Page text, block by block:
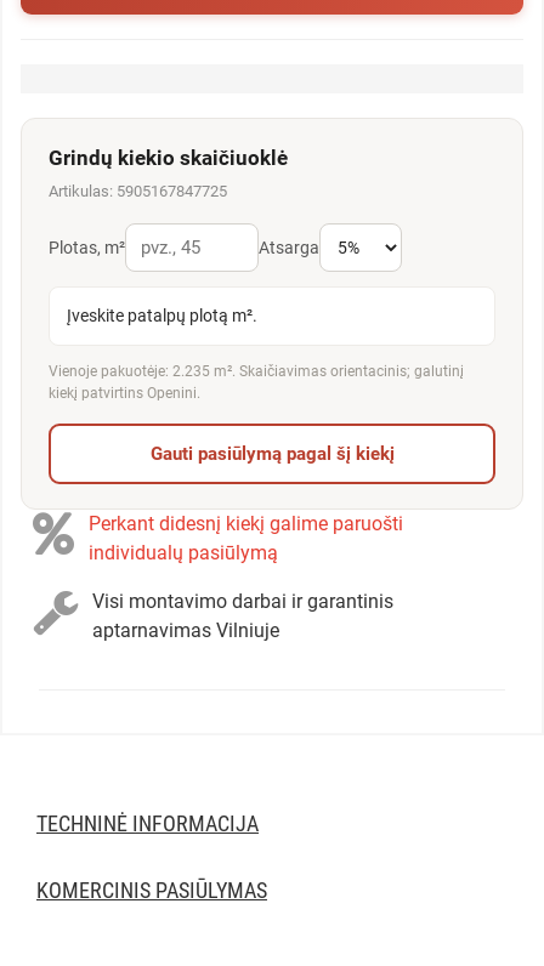
Grindų kiekio skaičiuoklė
Artikulas: 5905167847725
Plotas, m² Atsarga
Įveskite patalpų plotą m².
Vienoje pakuotėje: 2.235 m². Skaičiavimas orientacinis; galutinį
kiekį patvirtins Openini.
Gauti pasiūlymą pagal šį kiekį
Perkant didesnį kiekį galime paruošti
individualų pasiūlymą
Visi montavimo darbai ir garantinis
aptarnavimas Vilniuje
TECHNINĖ INFORMACIJA
KOMERCINIS PASIŪLYMAS